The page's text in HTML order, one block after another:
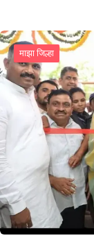
माझा जिल्हा